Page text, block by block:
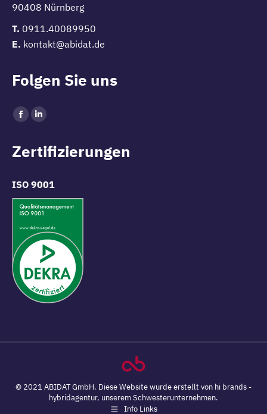
90408 Nürnberg
T. 0911.40089950
E. kontakt@abidat.de
Folgen Sie uns
Find us on:
Facebook
opens
new
window
Linkedin
opens
new
window
Zertifizierungen
ISO 9001
© 2021 ABIDAT GmbH. Diese Website wurde erstellt von hi brands -
hybridagentur, unserem Schwesterunternehmen.
Info Links